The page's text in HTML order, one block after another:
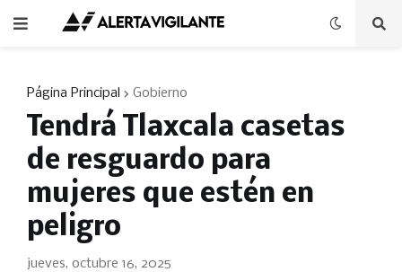
Página Principal Gobierno
Tendrá Tlaxcala casetas
de resguardo para
mujeres que estén en
peligro
jueves, octubre 16, 2025